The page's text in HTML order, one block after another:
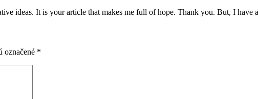
ideas. It is your article that makes me full of hope. Thank you. But, I have
označené *